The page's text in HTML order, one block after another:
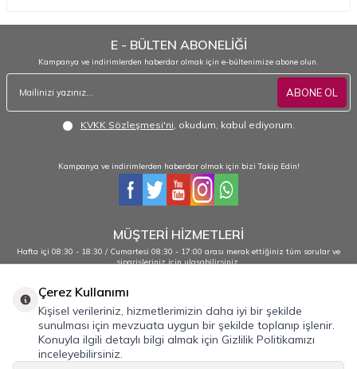
E - BÜLTEN ABONELİĞİ
Kampanya ve indirimlerden haberdar olmak için e-bültenimize abone olun.
ABONE OL
KVKK Sözleşmesi'ni, okudum, kabul ediyorum.
Kampanya ve indirimlerden haberdar olmak için bizi Takip Edin!
MÜŞTERİ HİZMETLERİ
Hafta içi 08:30 - 18:30 / Cumartesi 08:30 - 17:00 arası merak ettiğiniz tüm sorular ve
siparişleriniz için ulaşabilirsiniz.
0232 484 38 44 - 0533 330 88 95
Önemli Bilgiler
Hızlı Erişim
Çerez Kullanımı
Kişisel verileriniz, hizmetlerimizin daha iyi bir şekilde
sunulması için mevzuata uygun bir şekilde toplanıp işlenir.
Konuyla ilgili detaylı bilgi almak için Gizlilik Politikamızı
inceleyebilirsiniz.